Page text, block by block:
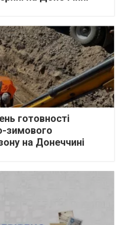
готовності
зимового
на Донеччині